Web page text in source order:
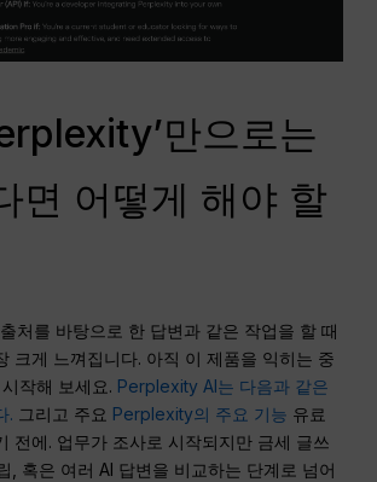
만으로는
면 어떻게 해야 할
처를 바탕으로 한 답변과 같은 작업을 할 때
크게 느껴집니다. 아직 이 제품을 익히는 중
작해 보세요. Perplexity AI는 다음과 같은
. 그리고 주요 Perplexity의 주요 기능 유료
전에. 업무가 조사로 시작되지만 금세 글쓰
, 혹은 여러 AI 답변을 비교하는 단계로 넘어